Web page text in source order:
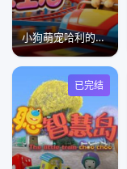
小狗萌宠哈利的快乐生活
已完结